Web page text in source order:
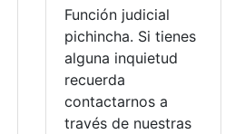
Función judicial
pichincha. Si tienes
alguna inquietud
recuerda
contactarnos a
través de nuestras